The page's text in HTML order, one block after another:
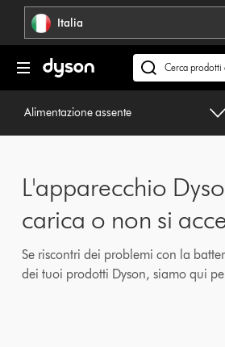
navigazione Italia
Cerca
su
Alimentazione assente
L'apparecchio
carica o non si
Se riscontri dei problemi con la
dei tuoi prodotti Dyson, siamo qui